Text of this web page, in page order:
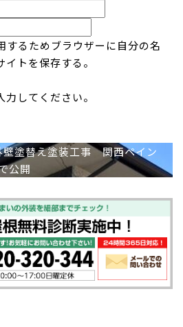
するためブラウザーに自分の名
トを保存する。
してください。
替え塗装工事 関西ペイン
公開